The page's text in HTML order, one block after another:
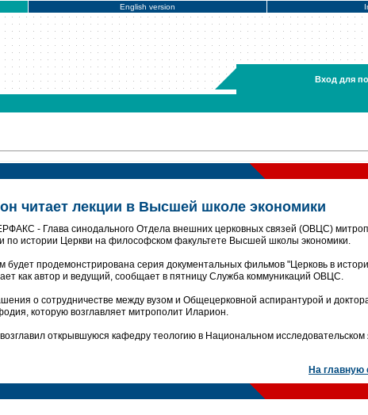
English version
Вход для
читает лекции в Высшей школе экономики
- Глава синодального Отдела внешних церковных связей (ОВЦС)
по истории Церкви на философском факультете Высшей школы экономики.
будет продемонстрирована серия документальных фильмов "Церковь в
как автор и ведущий, сообщает в пятницу Служба коммуникаций ОВЦС.
о сотрудничестве между вузом и Общецерковной аспирантурой и
которую возглавляет митрополит Иларион.
открывшуюся кафедру теологию в Национальном
На главную